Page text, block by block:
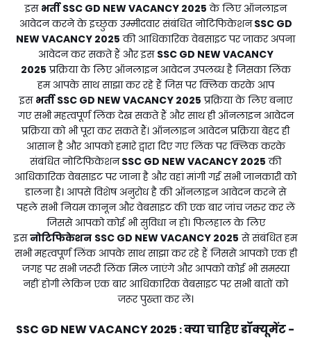
इस भर्ती SSC GD NEW VACANCY 2025 के लिए ऑनलाइन
आवेदन करने के इच्छुक उम्मीदवार संबंधित नोटिफिकेशन SSC GD
NEW VACANCY 2025 की आधिकारिक वेबसाइट पर जाकर अपना
आवेदन कर सकते हैं और इस SSC GD NEW VACANCY
2025 प्रक्रिया के लिए ऑनलाइन आवेदन उपलब्ध है जिसका लिंक
हम आपके साथ साझा कर रहे हैं जिस पर क्लिक करके आप
इस भर्ती SSC GD NEW VACANCY 2025 प्रक्रिया के लिए बनाए
गए सभी महत्वपूर्ण लिंक देख सकते हैं और साथ ही ऑनलाइन आवेदन
प्रक्रिया को भी पूरा कर सकते हैं। ऑनलाइन आवेदन प्रक्रिया बेहद ही
आसान है और आपको हमारे द्वारा दिए गए लिंक पर क्लिक करके
संबंधित नोटिफिकेशन SSC GD NEW VACANCY 2025 की
आधिकारिक वेबसाइट पर जाना है और वहां मांगी गई सभी जानकारी को
डालना है। आपसे विशेष अनुरोध है की ऑनलाइन आवेदन करने से
पहले सभी नियम कानून और वेबसाइट की एक बार जांच जरुर कर लें
जिससे आपको कोई भी सुविधा न हो। फिलहाल के लिए
इसनोटिफिकेशन SSC GD NEW VACANCY 2025 से संबंधित हम
सभी महत्वपूर्ण लिंक आपके साथ साझा कर रहे हैं जिससे आपको एक ही
जगह पर सभी जरूरी लिंक मिल जाएंगे और आपको कोई भी समस्या
नहीं होगी लेकिन एक बार आधिकारिक वेबसाइट पर सभी बातों को
जरूर पुख्ता कर लें।
SSC GD NEW VACANCY 2025 :क्या चाहिए डॉक्यूमेंट -